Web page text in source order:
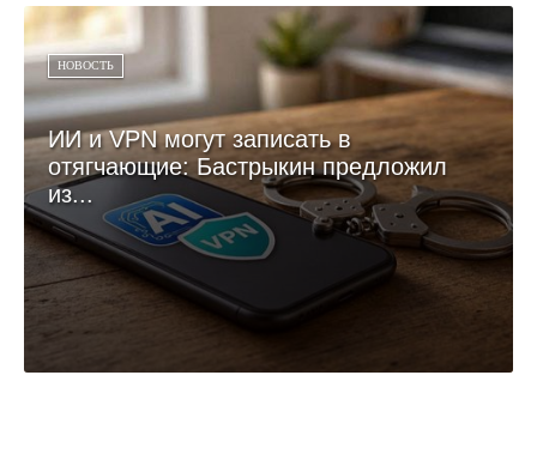
НОВОСТЬ
ИИ и VPN могут записать в
отягчающие: Бастрыкин предложил
из...